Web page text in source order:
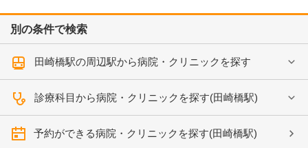
別の条件で検索
田崎橋駅の周辺駅から病院・クリニックを探す
診療科目から病院・クリニックを探す(田崎橋駅)
予約ができる病院・クリニックを探す(田崎橋駅)